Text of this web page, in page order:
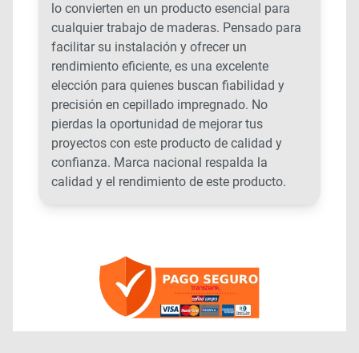
lo convierten en un producto esencial para
cualquier trabajo de maderas. Pensado para
facilitar su instalación y ofrecer un
rendimiento eficiente, es una excelente
elección para quienes buscan fiabilidad y
precisión en cepillado impregnado. No
pierdas la oportunidad de mejorar tus
proyectos con este producto de calidad y
confianza. Marca nacional respalda la
calidad y el rendimiento de este producto.